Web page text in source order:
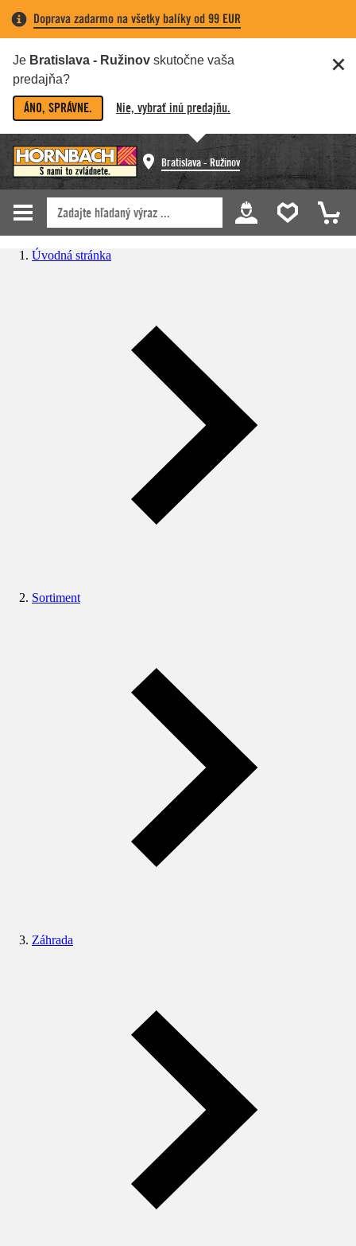
Doprava zadarmo na všetky balíky od 99 EUR
Je Bratislava - Ružinov skutočne vaša
predajňa?
ÁNO, SPRÁVNE. Nie, vybrať inú predajňu.
Bratislava - Ružinov
Úvodná stránka
Sortiment
Záhrada